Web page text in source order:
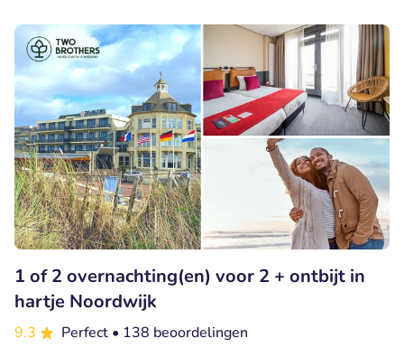
1 of 2 overnachting(en) voor 2 + ontbijt in
hartje Noordwijk
9.3 Perfect • 138 beoordelingen